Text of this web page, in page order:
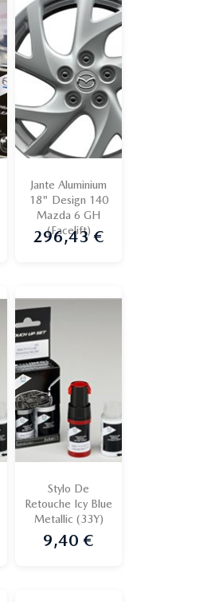
Jante Aluminium
18" Design 140
Mazda 6 GH
(Facelift)
Prix
296,43 €
Stylo De
Retouche Icy Blue
Metallic (33Y)
Prix
9,40 €